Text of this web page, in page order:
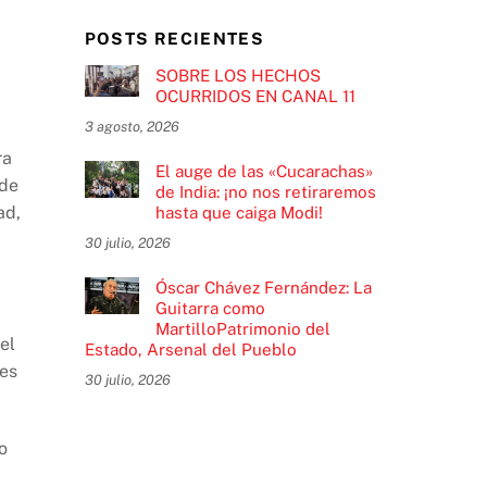
POSTS RECIENTES
SOBRE LOS HECHOS
OCURRIDOS EN CANAL 11
3 agosto, 2026
El auge de las «Cucarachas»
de India: ¡no nos retiraremos
hasta que caiga Modi!
30 julio, 2026
Óscar Chávez Fernández: La
Guitarra como
MartilloPatrimonio del
Estado, Arsenal del Pueblo
30 julio, 2026